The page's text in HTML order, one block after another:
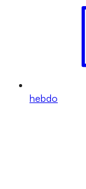
hebdo